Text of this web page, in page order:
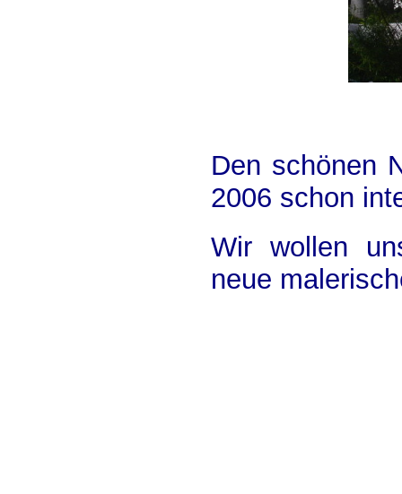
Den schönen
2006 schon
Wir wollen
neue